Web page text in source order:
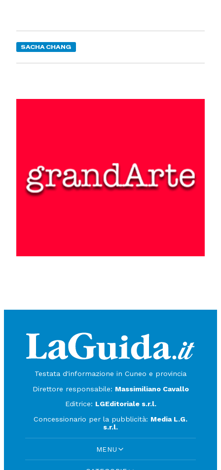
SACHA CHANG
Testata d'informazione in Cuneo e provincia
Direttore responsabile: Massimiliano Cavallo
Editrice: LGEditoriale s.r.l.
Concessionario per la pubblicità: Media L.G.
s.r.l.
MENU